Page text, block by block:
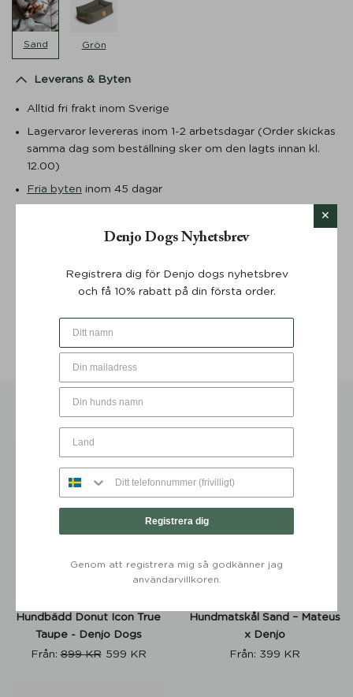
Sand Grön
Leverans & Byten
Alltid fri frakt inom Sverige
Lagervaror levereras inom 1-2 arbetsdagar (Order skickas
samma dag som beställning sker om den lagts innan kl.
12.00)
Fria byten inom 45 dagar
Returer debiteras från 59 SEK i enlighet med
Storleksguide
Mer information
Skötselråd
DU KANSKE OCKSÅ GILLAR …
Hundbädd Donut Icon True
Taupe - Denjo Dogs
Från:899KR 599 KR
Hundmatskål Sand – Mateus
x Denjo
Från: 399 KR
Denjo Dogs Nyhetsbrev
Registrera dig för Denjo dogs nyhetsbrev
och få 10% rabatt på din första order.
Registrera dig
Genom att registrera mig så godkänner jag
användarvillkoren.